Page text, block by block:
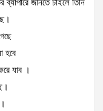
ব্যাপারে জানতে চাইলে তিনি
হবে
যাব ।